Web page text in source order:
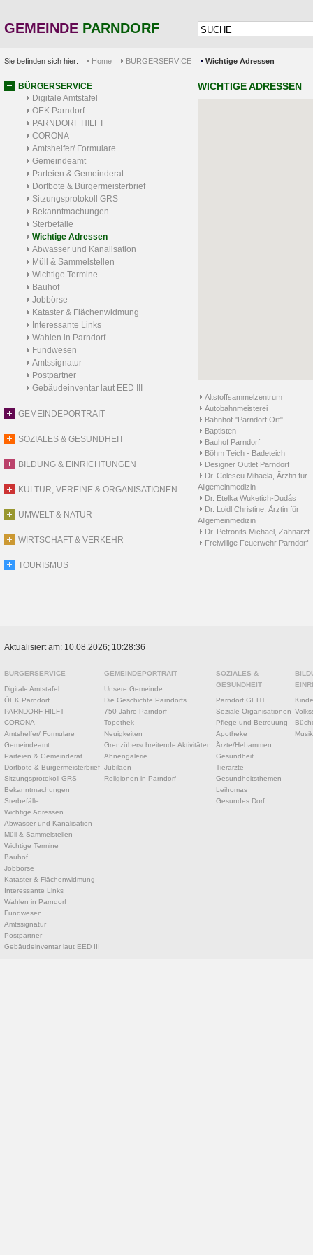
GEMEINDE PARNDORF
Sie befinden sich hier: Home BÜRGERSERVICE Wichtige Adressen
BÜRGERSERVICE
Digitale Amtstafel
ÖEK Parndorf
PARNDORF HILFT
CORONA
Amtshelfer/ Formulare
Gemeindeamt
Parteien & Gemeinderat
Dorfbote & Bürgermeisterbrief
Sitzungsprotokoll GRS
Bekanntmachungen
Sterbefälle
Wichtige Adressen
Abwasser und Kanalisation
Müll & Sammelstellen
Wichtige Termine
Bauhof
Jobbörse
Kataster & Flächenwidmung
Interessante Links
Wahlen in Parndorf
Fundwesen
Amtssignatur
Postpartner
Gebäudeinventar laut EED III
GEMEINDEPORTRAIT
SOZIALES & GESUNDHEIT
BILDUNG & EINRICHTUNGEN
KULTUR, VEREINE & ORGANISATIONEN
UMWELT & NATUR
WIRTSCHAFT & VERKEHR
TOURISMUS
WICHTIGE ADRESSEN
Altstoffsammelzentrum
Autobahnmeisterei
Bahnhof "Parndorf Ort"
Baptisten
Bauhof Parndorf
Böhm Teich - Badeteich
Designer Outlet Parndorf
Dr. Colescu Mihaela, Ärztin für
Allgemeinmedizin
Dr. Etelka Wuketich-Dudás
Dr. Loidl Christine, Ärztin für
Allgemeinmedizin
Dr. Petronits Michael, Zahnarzt
Freiwillige Feuerwehr Parndorf
Aktualisiert am: 10.08.2026; 10:28:36
BÜRGERSERVICE
Digitale Amtstafel
ÖEK Parndorf
PARNDORF HILFT
CORONA
Amtshelfer/ Formulare
Gemeindeamt
Parteien & Gemeinderat
Dorfbote & Bürgermeisterbrief
Sitzungsprotokoll GRS
Bekanntmachungen
Sterbefälle
Wichtige Adressen
Abwasser und Kanalisation
Müll & Sammelstellen
Wichtige Termine
Bauhof
Jobbörse
Kataster & Flächenwidmung
Interessante Links
Wahlen in Parndorf
Fundwesen
Amtssignatur
Postpartner
Gebäudeinventar laut EED III
GEMEINDEPORTRAIT
Unsere Gemeinde
Die Geschichte Parndorfs
750 Jahre Parndorf
Topothek
Neuigkeiten
Grenzüberschreitende Aktivitäten
Ahnengalerie
Jubiläen
Religionen in Parndorf
SOZIALES &
GESUNDHEIT
Parndorf GEHT
Soziale Organisationen
Pflege und Betreuung
Apotheke
Ärzte/Hebammen
Gesundheit
Tierärzte
Gesundheitsthemen
Leihomas
Gesundes Dorf